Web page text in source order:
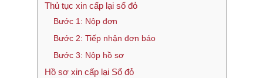
Thủ tục xin cấp lại sổ đỏ
Bước 1: Nộp đơn
Bước 2: Tiếp nhận đơn báo
Bước 3: Nộp hồ sơ
Hồ sơ xin cấp lại Sổ đỏ